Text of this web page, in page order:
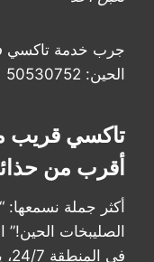
جرب خدمة تاكسي
الحين: 50530752
تاكسي قريب
أقرب من
أكثر جملة